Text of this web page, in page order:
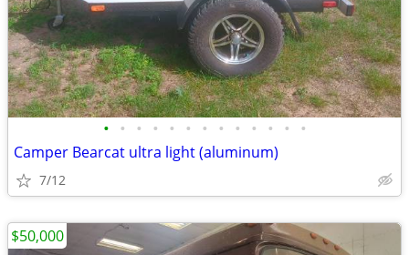
• • • • • • • • • • • • •
Camper Bearcat ultra light (aluminum)
7/12
$50,000